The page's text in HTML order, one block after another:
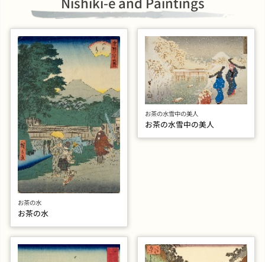
お茶の水
お茶の水
お茶の水雪中の美人
お茶の水雪中の美人